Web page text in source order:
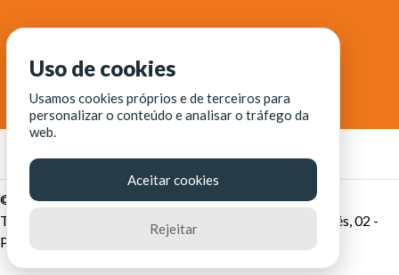
© Fortaleza Digital || CITINOVA - Fundação de Ciência,
Tecnologia e Inovação de Fortaleza - Rua dos Tremembés, 02 -
Praia de Iracema - Fortaleza-CE
Uso de cookies
Usamos cookies próprios e de terceiros para
personalizar o conteúdo e analisar o tráfego da
web.
Aceitar cookies
Rejeitar